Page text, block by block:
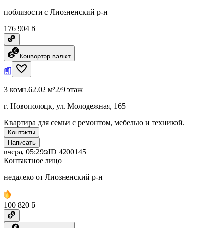
поблизости с Лиозненский р-н
176 904 ƃ
Конвертер валют
3 комн.62.02 м²2/9 этаж
г. Новополоцк, ул. Молодежная, 165
Квартира для семьи с ремонтом, мебелью и техникой.
Контакты
Написать
вчера, 05:29 ID 4200145
Контактное лицо
недалеко от Лиозненский р-н
100 820 ƃ